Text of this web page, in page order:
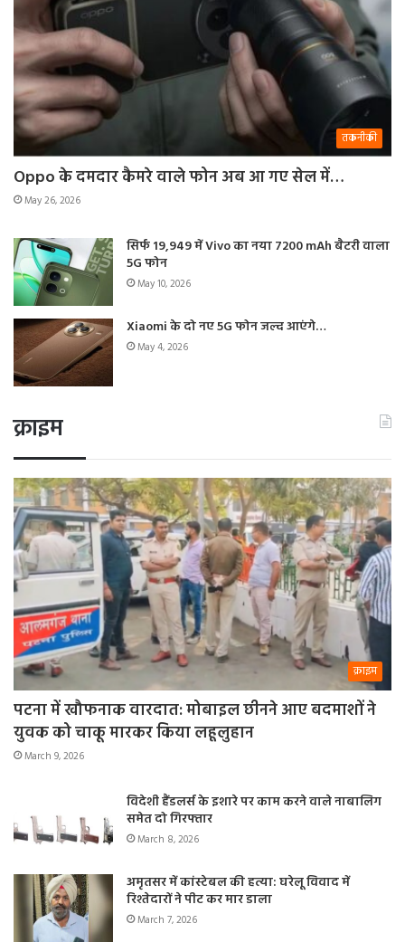
तकनीकी
Oppo के दमदार कैमरे वाले फोन अब आ गए सेल में…
May 26, 2026
सिर्फ 19,949 में Vivo का नया 7200 mAh बैटरी वाला
5G फोन
May 10, 2026
Xiaomi के दो नए 5G फोन जल्द आएंगे…
May 4, 2026
क्राइम
क्राइम
पटना में खौफनाक वारदात: मोबाइल छीनने आए बदमाशों ने
युवक को चाकू मारकर किया लहूलुहान
March 9, 2026
विदेशी हैंडलर्स के इशारे पर काम करने वाले नाबालिग
समेत दो गिरफ्तार
March 8, 2026
अमृतसर में कांस्टेबल की हत्या: घरेलू विवाद में
रिश्तेदारों ने पीट कर मार डाला
March 7, 2026